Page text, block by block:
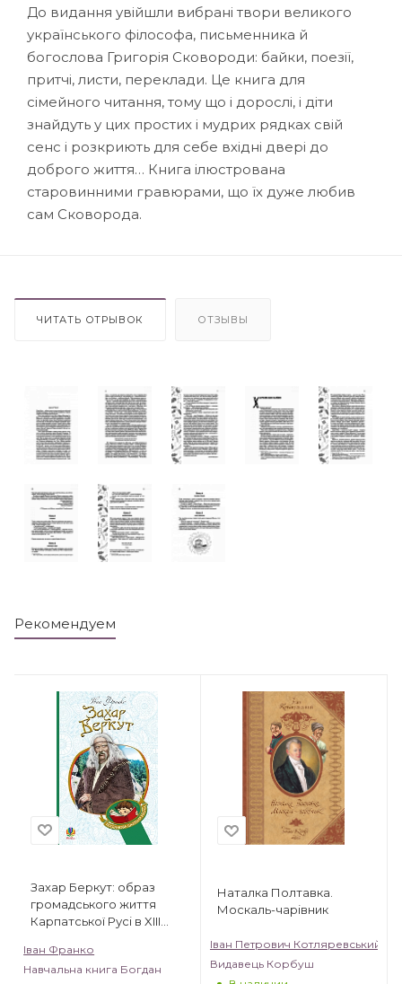
До видання увійшли вибрані твори великого
українського філософа, письменника й
богослова Григорія Сковороди: байки, поезії,
притчі, листи, переклади. Це книга для
сімейного читання, тому що і дорослі, і діти
знайдуть у цих простих і мудрих рядках свій
сенс і розкриють для себе вхідні двері до
доброго життя… Книга ілюстрована
старовинними гравюрами, що їх дуже любив
сам Сковорода.
ЧИТАТЬ ОТРЫВОК ОТЗЫВЫ
Рекомендуем
Захар Беркут: образ
громадського життя
Карпатської Русі в XIII
Іван Франко
Навчальна книга Богдан
Наталка Полтавка.
Москаль-чарівник
Іван Петрович Котляревський
Видавець Корбуш